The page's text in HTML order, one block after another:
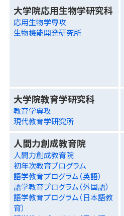
大学院応用生物学研究科
応用生物学専攻
生物機能開発研究所
大学院教育学研究科
教育学専攻
現代教育学研究所
人間力創成教育院
人間力創成教育院
初年次教育プログラム
語学教育プログラム（英語）
語学教育プログラム（外国語）
語学教育プログラム（日本語教
育）